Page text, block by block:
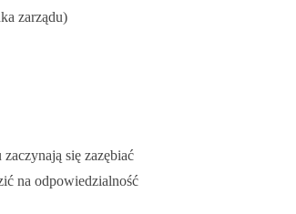
zarządu)
się zazębiać
na odpowiedzialność